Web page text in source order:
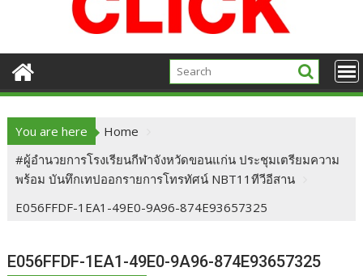
You are here
Home
#ผู้อำนวยการโรงเรียนกีฬาจังหวัดขอนแก่น ประชุมเตรียมความ
พร้อม บันทึกเทปออกรายการโทรทัศน์ NBT11ทีวีอีสาน
E056FFDF-1EA1-49E0-9A96-874E93657325
E056FFDF-1EA1-49E0-9A96-874E93657325